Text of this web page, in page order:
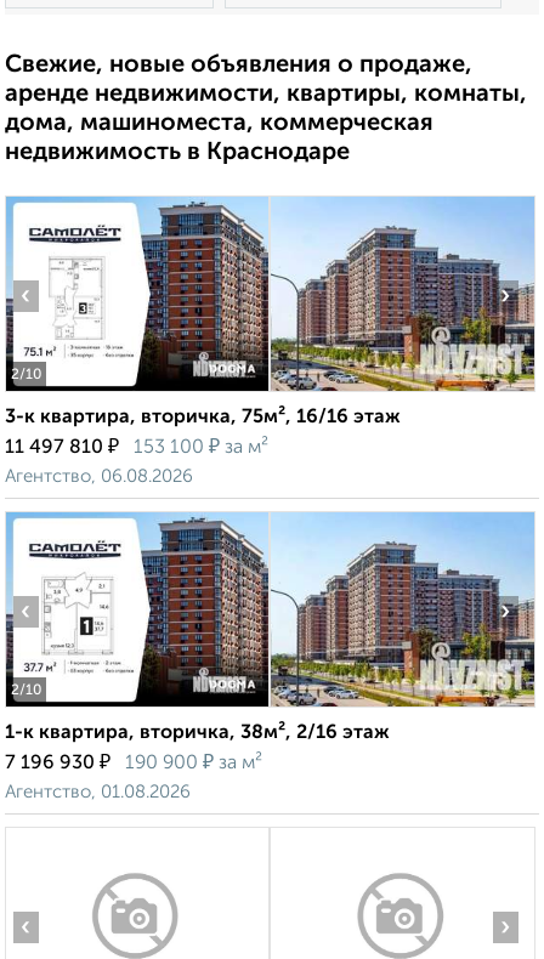
Свежие, новые объявления о продаже,
аренде недвижимости, квартиры, комнаты,
дома, машиноместа, коммерческая
недвижимость в Краснодаре
2/10
‹ ›
3-к квартира, вторичка, 75м², 16/16 этаж
11 497 810 ₽ 153 100 ₽ за м²
Агентство, 06.08.2026
2/10
‹ ›
1-к квартира, вторичка, 38м², 2/16 этаж
7 196 930 ₽ 190 900 ₽ за м²
Агентство, 01.08.2026
‹ ›